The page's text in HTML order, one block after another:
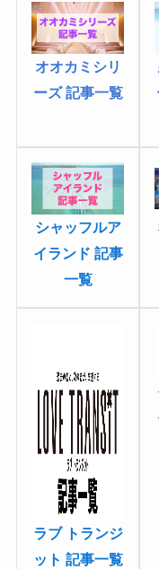
オオカミシリ
ーズ 記事一覧
シャッフルア
イランド 記事
一覧
ラブ トランジ
ット 記事一覧